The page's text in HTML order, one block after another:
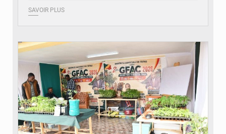
SAVOIR PLUS